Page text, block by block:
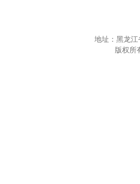
地址：黑龙
版权所